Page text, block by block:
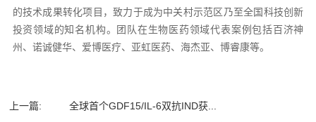
的技术成果转化项目，致力于成为中关村示范区乃至全国科技创新
投资领域的知名机构。团队在生物医药领域代表案例包括百济神
州、诺诚健华、爱博医疗、亚虹医药、海杰亚、博睿康等。
上一篇:
全球首个GDF15/IL-6双抗IND获...